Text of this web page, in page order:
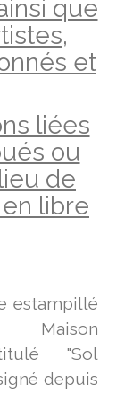
que
et
liées
ou
de
libre
estampillé
"Sol
depuis